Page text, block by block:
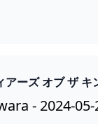
アーズ オブ ザ
- 2024-